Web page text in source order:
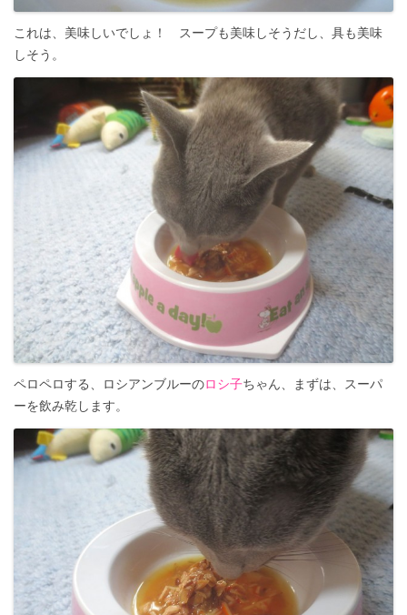
これは、美味しいでしょ！ スープも美味しそうだし、具も美味
しそう。
ペロペロする、ロシアンブルーのロシ子ちゃん、まずは、スーパ
ーを飲み乾します。